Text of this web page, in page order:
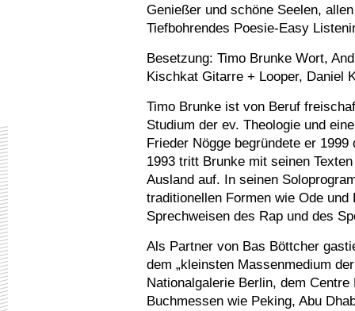
Genießer und schöne Seelen,
Tiefbohrendes Poesie-Easy
Besetzung: Timo Brunke Wort,
Kischkat Gitarre + Looper, Daniel
Timo Brunke ist von Beruf
Studium der ev. Theologie und
Frieder Nögge begründete er
1993 tritt Brunke mit seinen
Ausland auf. In seinen
traditionellen Formen wie Ode
Sprechweisen des Rap und des
Als Partner von Bas Böttcher
dem „kleinsten Massenmedium
Nationalgalerie Berlin, dem
Buchmessen wie Peking, Abu